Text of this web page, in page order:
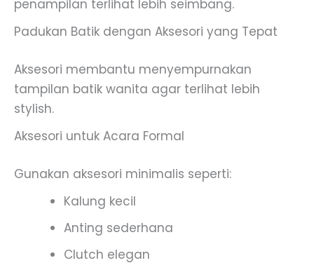
penampilan terlihat lebih seimbang.
Padukan Batik dengan Aksesori yang Tepat
Aksesori membantu menyempurnakan
tampilan batik wanita agar terlihat lebih
stylish.
Aksesori untuk Acara Formal
Gunakan aksesori minimalis seperti:
Kalung kecil
Anting sederhana
Clutch elegan